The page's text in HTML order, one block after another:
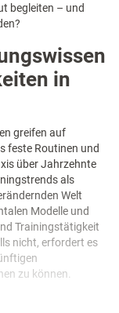
begleiten – und
in
greifen auf
feste Routinen und
über Jahrzehnte
als
Welt
Modelle und
Trainingstätigkeit
nicht, erfordert es
zu können.